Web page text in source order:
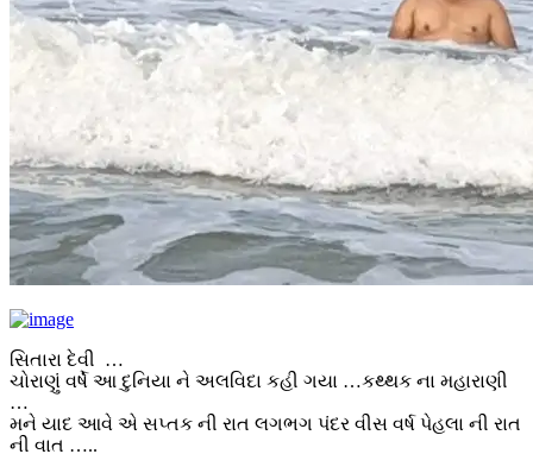
સિતારા દેવી …
ચોરાણું વર્ષે આ દુનિયા ને અલવિદા કહી ગયા …કથ્થક ના મહારાણી
…
મને યાદ આવે એ સપ્તક ની રાત લગભગ પંદર વીસ વર્ષ પેહલા ની રાત
ની વાત …..